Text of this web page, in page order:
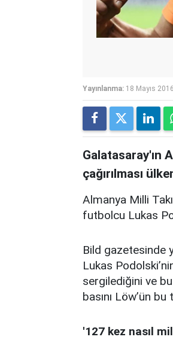
Yayınlanma: 18 Mayıs
Galatasaray'ın
çağırılması
Almanya Milli
futbolcu Lukas
Bild gazetesinde
Lukas
sergilediğini ve
basını Löw’ün
'127 kez nasıl